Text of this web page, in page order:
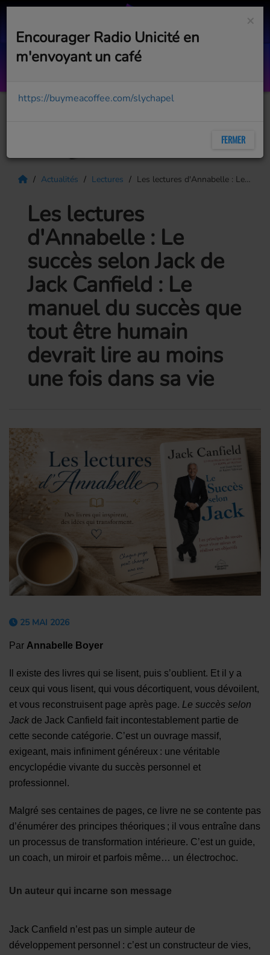
From This Moment On
Actualités Lectures Les lectures d'Annabelle : Le succès selon Jack de Jack Canfield : Le manuel du succès que tout être humain devrait lire au moins une fois dans sa vie
Les lectures
d'Annabelle : Le
succès selon Jack de
Jack Canfield : Le
manuel du succès que
tout être humain
devrait lire au moins
une fois dans sa vie
25 MAI 2026
Par Annabelle Boyer
Il existe des livres qui se lisent, puis s’oublient. Et il y a
ceux qui vous lisent, qui vous décortiquent, vous dévoilent,
et vous reconstruisent page après page. Le succès selon
Jack de Jack Canfield fait incontestablement partie de
cette seconde catégorie. C’est un ouvrage massif,
exigeant, mais infiniment généreux : une véritable
encyclopédie vivante du succès personnel et
professionnel.
Malgré ses centaines de pages, ce livre ne se contente pas
d’énumérer des principes théoriques ; il vous entraîne dans
un processus de transformation intérieure. C’est un guide,
un coach, un miroir et parfois même… un électrochoc.
Un auteur qui incarne son message
Jack Canfield n’est pas un simple auteur de
développement personnel : c’est un constructeur de vies,
×
Encourager Radio Unicité en
m'envoyant un café
https://buymeacoffee.com/slychapel
FERMER